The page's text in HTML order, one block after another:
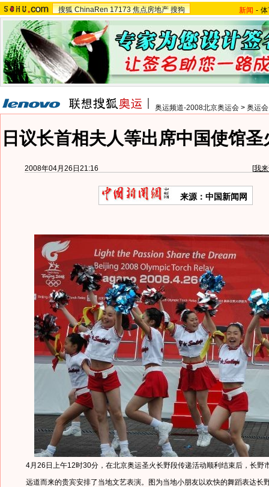
搜狐 ChinaRen 17173 焦点房地产 搜狗 新闻 -
奥运频道-2008北京奥运会 > 奥运
日议长首相夫人等出席中国使馆
2008年04月26日21:16 [我
来源：中国新闻网
4月26日上午12时30分，在北京奥运圣火长野段传递活动顺利结束后，长野
远道而来的贵宾安排了当地文艺表演。图为当地小朋友以欢快的舞蹈表达长